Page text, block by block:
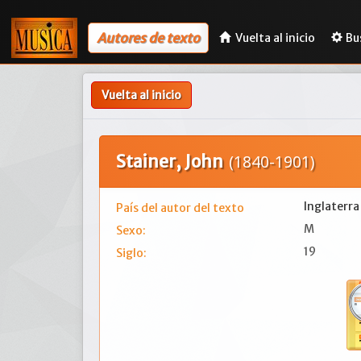
Autores de texto Vuelta al inicio
Vuelta al inicio
Stainer, John (1840-1901)
País del autor del texto
Inglaterra
Sexo:
M
Siglo:
19